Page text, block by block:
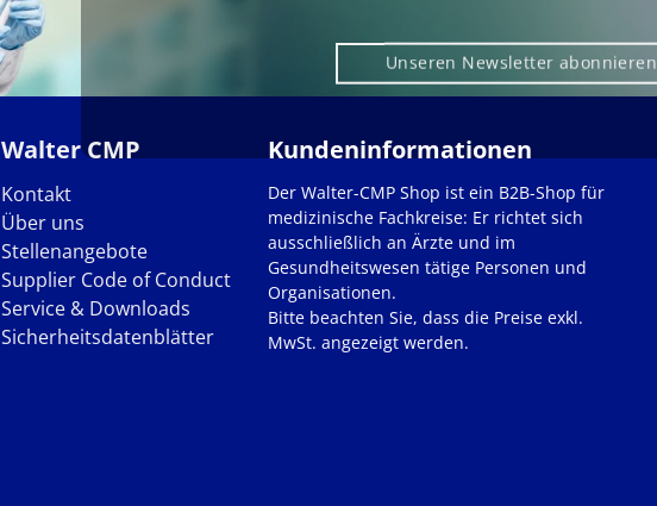
Unseren Newsletter abonnieren
Walter CMP
Kontakt
Über uns
Stellenangebote
Supplier Code of Conduct
Service & Downloads
Sicherheitsdatenblätter
Kundeninformationen
Der Walter-CMP Shop ist ein B2B-Shop für
medizinische Fachkreise: Er richtet sich
ausschließlich an Ärzte und im
Gesundheitswesen tätige Personen und
Organisationen.
Bitte beachten Sie, dass die Preise exkl.
MwSt. angezeigt werden.